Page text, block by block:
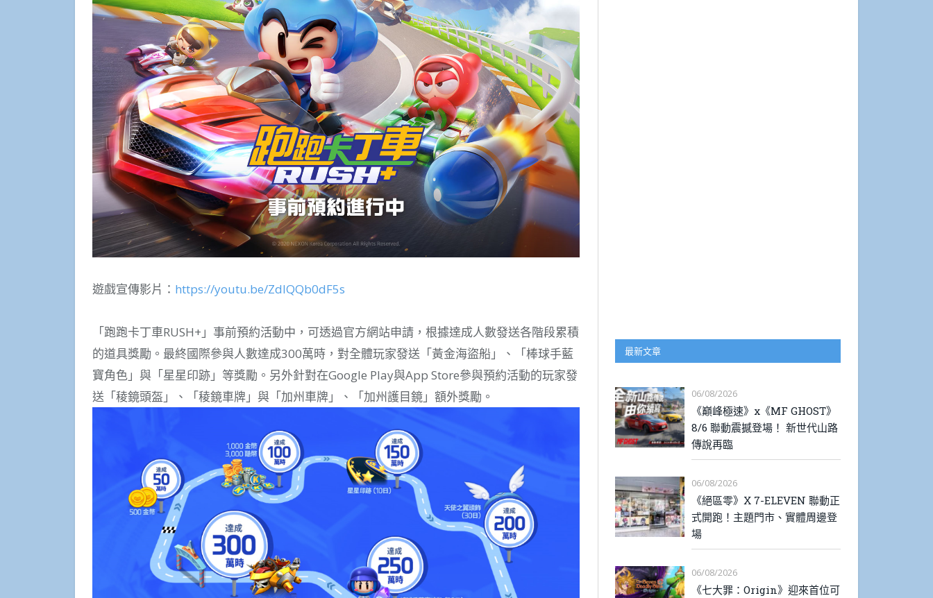
遊戲宣傳影片： https://youtu.be/ZdlQQb0dF5s
「跑跑卡丁車RUSH+」事前預約活動中，可透過官方網站申請，根據達成人數發送各階段累積
的道具獎勵。最終國際參與人數達成300萬時，對全體玩家發送「黃金海盜船」、「棒球手藍
寶角色」與「星星印跡」等獎勵。另外針對在Google Play與App Store參與預約活動的玩家發
送「稜鏡頭盔」、「稜鏡車牌」與「加州車牌」、「加州護目鏡」額外獎勵。
最新文章
06/08/2026
《巔峰極速》x《MF GHOST》
8/6 聯動震撼登場！ 新世代山路
傳說再臨
06/08/2026
《絕區零》X 7-ELEVEN 聯動正
式開跑！主題門市、實體周邊登
場
06/08/2026
《七大罪：Origin》迎來首位可